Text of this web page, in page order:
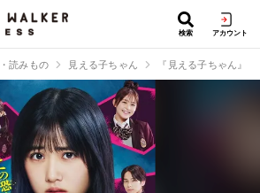
検索 アカウント
読みもの 見える子ちゃん 『見える子ちゃん』